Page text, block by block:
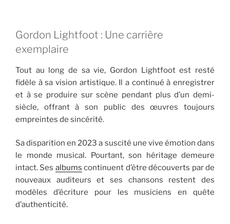
Gordon Lightfoot : Une carrière
exemplaire
Tout au long de sa vie, Gordon Lightfoot est resté
fidèle à sa vision artistique. Il a continué à enregistrer
et à se produire sur scène pendant plus d’un demi-
siècle, offrant à son public des œuvres toujours
empreintes de sincérité.
Sa disparition en 2023 a suscité une vive émotion dans
le monde musical. Pourtant, son héritage demeure
intact. Ses albums continuent d’être découverts par de
nouveaux auditeurs et ses chansons restent des
modèles d’écriture pour les musiciens en quête
d’authenticité.